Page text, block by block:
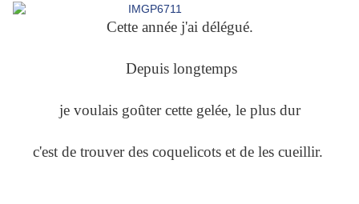
Cette année j'ai délégué.
Depuis longtemps
je voulais goûter cette gelée, le plus dur
c'est de trouver des coquelicots et de les cueillir.